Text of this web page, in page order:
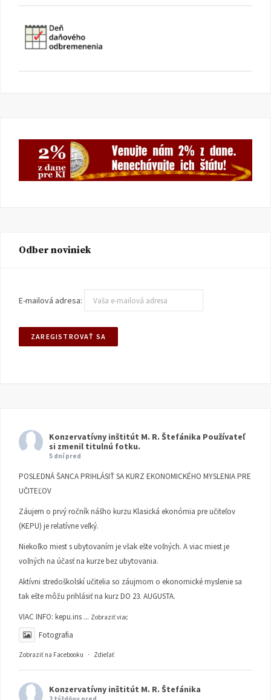
Odber noviniek
E-mailová adresa:
Konzervatívny inštitút M. R. Štefánika Používateľ
si zmenil titulnú fotku.
5 dní pred
POSLEDNÁ ŠANCA PRIHLÁSIŤ SA KURZ EKONOMICKÉHO MYSLENIA PRE
UČITEĽOV
Záujem o prvý ročník nášho kurzu Klasická ekonómia pre učiteľov
(KEPU) je relatívne veľký.
Niekoľko miest s ubytovaním je však ešte voľných. A viac miest je
voľných na účasť na kurze bez ubytovania.
Aktívni stredoškolskí učitelia so záujmom o ekonomické myslenie sa
tak ešte môžu prihlásiť na kurz DO 23. AUGUSTA.
VIAC INFO: kepu.ins ... Zobraziť viac
Fotografia
Zobraziť na Facebooku · Zdieľať
Konzervatívny inštitút M. R. Štefánika